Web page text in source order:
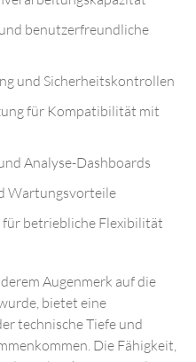
benutzerfreundliche
und Sicherheitskontrollen
für Kompatibilität mit
Analyse-Dashboards
Wartungsvorteile
betriebliche Flexibilität
Augenmerk auf die
bietet eine
technische Tiefe und
Die Fähigkeit,